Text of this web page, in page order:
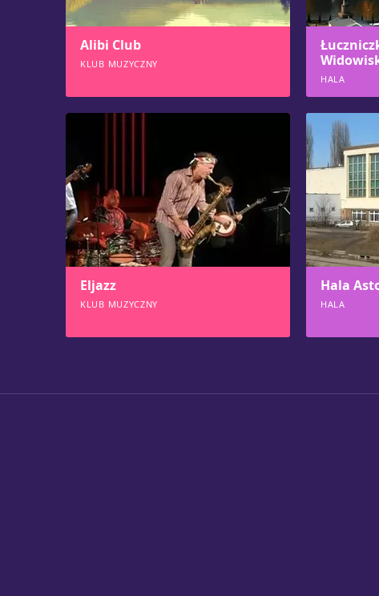
Alibi Club
KLUB MUZYCZNY
HALA
Eljazz
KLUB MUZYCZNY
Hala
HALA